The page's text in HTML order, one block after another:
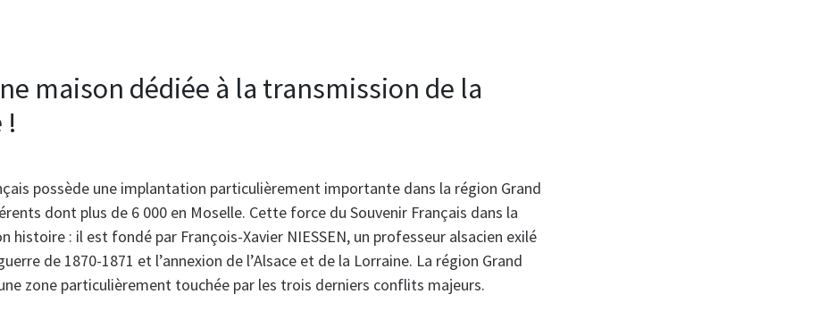
maison dédiée à la transmission de la
!
possède une implantation particulièrement importante dans la région Grand
dont plus de 6 000 en Moselle. Cette force du Souvenir Français dans la
histoire : il est fondé par François-Xavier NIESSEN, un professeur alsacien exilé
de 1870-1871 et l’annexion de l’Alsace et de la Lorraine. La région Grand
zone particulièrement touchée par les trois derniers conflits majeurs.